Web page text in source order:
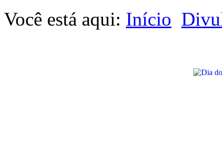
Você está aqui: Início